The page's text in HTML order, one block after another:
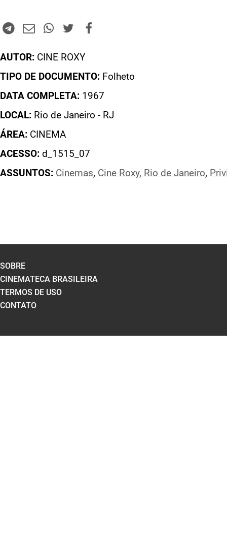
AUTOR: CINE ROXY
TIPO DE DOCUMENTO: Folheto
DATA COMPLETA: 1967
LOCAL: Rio de Janeiro - RJ
ÁREA: CINEMA
ACESSO: d_1515_07
ASSUNTOS: Cinemas, Cine Roxy, Rio de Janeiro,
SOBRE
CINEMATECA BRASILEIRA
TERMOS DE USO
CONTATO